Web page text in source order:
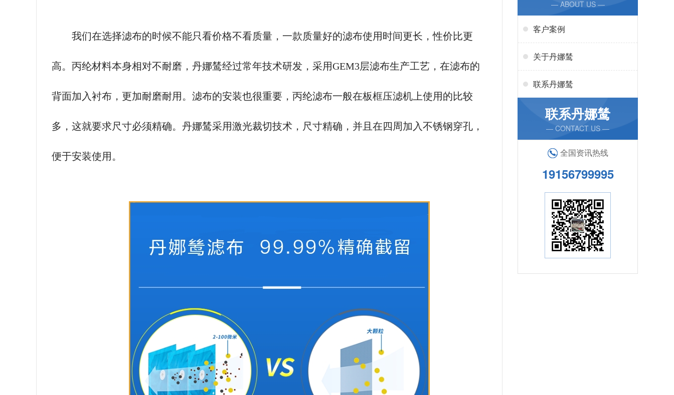
我们在选择滤布的时候不能只看价格不看质量，一款质量好的滤布使用时间更长，性价比更
高。丙纶材料本身相对不耐磨，丹娜鸶经过常年技术研发，采用GEM3层滤布生产工艺，在滤布的
背面加入衬布，更加耐磨耐用。滤布的安装也很重要，丙纶滤布一般在板框压滤机上使用的比较
多，这就要求尺寸必须精确。丹娜鸶采用激光裁切技术，尺寸精确，并且在四周加入不锈钢穿孔，
便于安装使用。
— ABOUT US —
客户案例
关于丹娜鸶
联系丹娜鸶
联系丹娜鸶
— CONTACT US —
全国资讯热线
19156799995